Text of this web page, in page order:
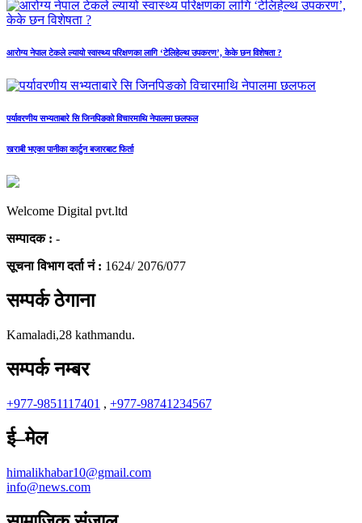
आरोग्य नेपाल टेकले ल्यायो स्वास्थ्य परिक्षणका लागि ‘टेलिहेल्थ उपकरण’, केके छन विशेषता ?
पर्यावरणीय सभ्यताबारे सि जिनपिङको विचारमाथि नेपालमा छलफल
खराबी भएका पानीका कार्टुन बजारबाट फिर्ता
Welcome Digital pvt.ltd
सम्पादक : -
सूचना विभाग दर्ता नं : 1624/ 2076/077
सम्पर्क ठेगाना
Kamaladi,28 kathmandu.
सम्पर्क नम्बर
+977-9851117401 , +977-98741234567
ई–मेल
himalikhabar10@gmail.com
info@news.com